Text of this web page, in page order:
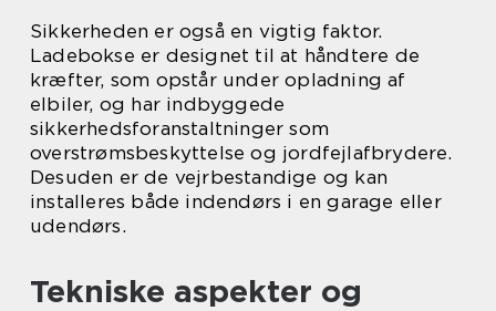
Sikkerheden er også en vigtig faktor.
Ladebokse er designet til at håndtere de
kræfter, som opstår under opladning af
elbiler, og har indbyggede
sikkerhedsforanstaltninger som
overstrømsbeskyttelse og jordfejlafbrydere.
Desuden er de vejrbestandige og kan
installeres både indendørs i en garage eller
udendørs.
Tekniske aspekter og